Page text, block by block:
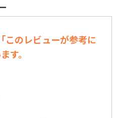
このレビューが参考に
す。